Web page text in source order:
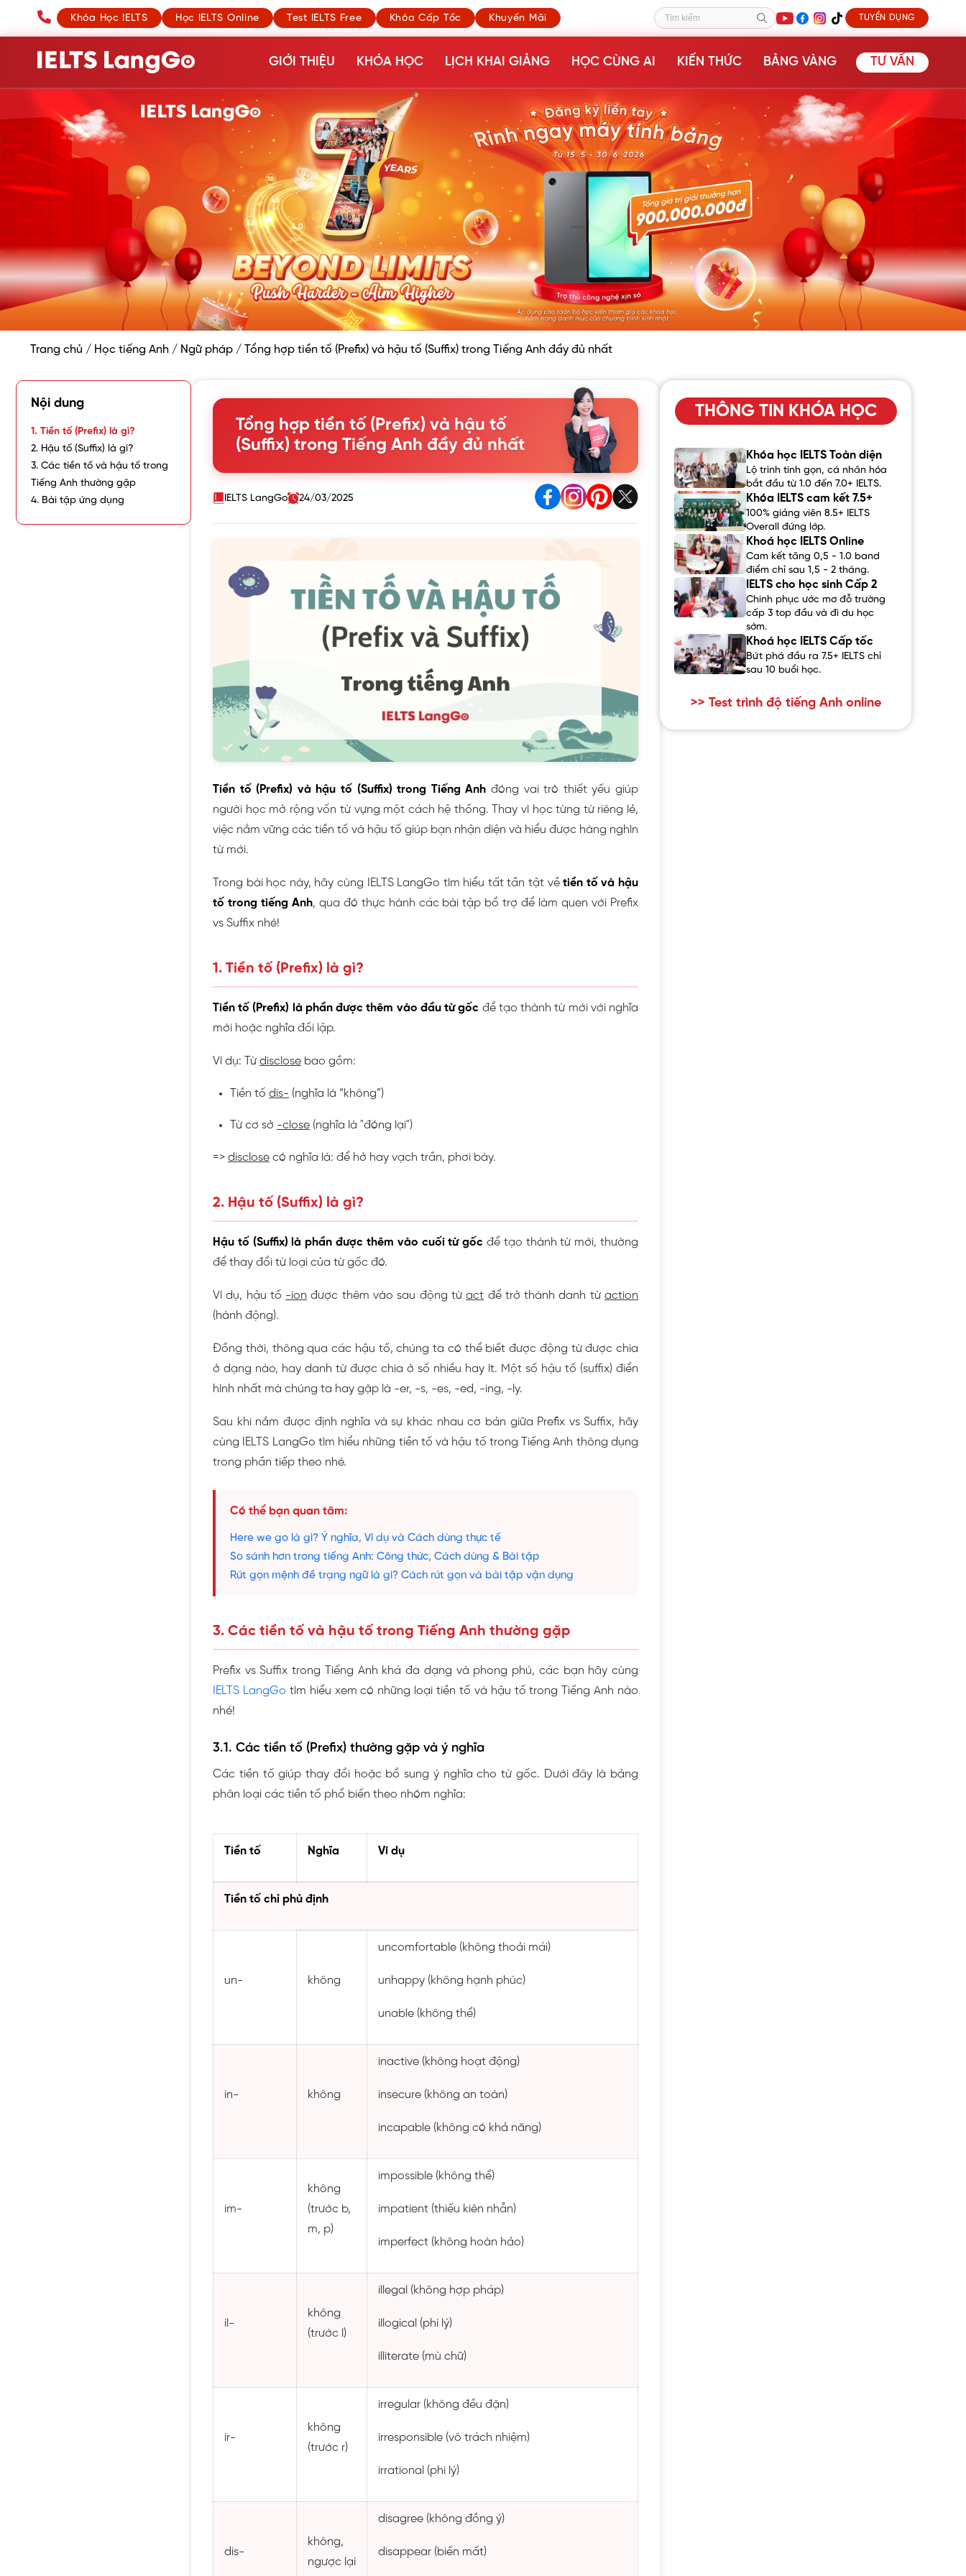
Khóa Học IELTS Học IELTS Online Test IELTS Free Khóa Cấp Tốc Khuyến Mãi Tìm kiếm TUYỂN DỤNG
GIỚI THIỆU KHÓA HỌC LỊCH KHAI GIẢNG HỌC CÙNG AI KIẾN THỨC BẢNG VÀNG TƯ VẤN
Trang chủ / Học tiếng Anh / Ngữ pháp / Tổng hợp tiền tố (Prefix) và hậu tố (Suffix) trong Tiếng Anh đầy đủ nhất
Nội dung
1. Tiền tố (Prefix) là gì?
2. Hậu tố (Suffix) là gì?
3. Các tiền tố và hậu tố trong
Tiếng Anh thường gặp
4. Bài tập ứng dụng
Tổng hợp tiền tố (Prefix) và hậu tố
(Suffix) trong Tiếng Anh đầy đủ nhất
IELTS LangGo 24/03/2025
Tiền tố (Prefix) và hậu tố (Suffix) trong Tiếng Anh đóng vai trò thiết yếu giúp
người học mở rộng vốn từ vựng một cách hệ thống. Thay vì học từng từ riêng lẻ,
việc nắm vững các tiền tố và hậu tố giúp bạn nhận diện và hiểu được hàng nghìn
từ mới.
Trong bài học này, hãy cùng IELTS LangGo tìm hiểu tất tần tật vềtiền tố và hậu
tố trong tiếng Anh, qua đó thực hành các bài tập bổ trợ để làm quen với Prefix
vs Suffix nhé!
1. Tiền tố (Prefix) là gì?
Tiền tố (Prefix) là phần được thêm vào đầu từ gốc để tạo thành từ mới với nghĩa
mới hoặc nghĩa đối lập.
Ví dụ: Từ disclose bao gồm:
Tiền tố dis- (nghĩa là “không”)
Từ cơ sở -close (nghĩa là "đóng lại")
=> disclose có nghĩa là: để hở hay vạch trần, phơi bày.
2. Hậu tố (Suffix) là gì?
Hậu tố (Suffix) là phần được thêm vào cuối từ gốc để tạo thành từ mới, thường
để thay đổi từ loại của từ gốc đó.
Ví dụ, hậu tố -ion được thêm vào sau động từact để trở thành danh từaction
(hành động).
Đồng thời, thông qua các hậu tố, chúng ta có thể biết được động từ được chia
ở dạng nào, hay danh từ được chia ở số nhiều hay ít. Một số hậu tố (suffix) điển
hình nhất mà chúng ta hay gặp là -er, -s, -es, -ed, -ing, -ly.
Sau khi nắm được định nghĩa và sự khác nhau cơ bản giữa Prefix vs Suffix, hãy
cùng IELTS LangGo tìm hiểu những tiền tố và hậu tố trong Tiếng Anh thông dụng
trong phần tiếp theo nhé.
Có thể bạn quan tâm:
Here we go là gì? Ý nghĩa, Ví dụ và Cách dùng thực tế
So sánh hơn trong tiếng Anh: Công thức, Cách dùng & Bài tập
Rút gọn mệnh đề trạng ngữ là gì? Cách rút gọn và bài tập vận dụng
3. Các tiền tố và hậu tố trong Tiếng Anh thường gặp
Prefix vs Suffix trong Tiếng Anh khá đa dạng và phong phú, các bạn hãy cùng
IELTS LangGo tìm hiểu xem có những loại tiền tố và hậu tố trong Tiếng Anh nào
nhé!
3.1. Các tiền tố (Prefix) thường gặp và ý nghĩa
Các tiền tố giúp thay đổi hoặc bổ sung ý nghĩa cho từ gốc. Dưới đây là bảng
phân loại các tiền tố phổ biến theo nhóm nghĩa:
Tiền tố Nghĩa Ví dụ
Tiền tố chỉ phủ định
un- không
uncomfortable (không thoải mái)
unhappy (không hạnh phúc)
unable (không thể)
in- không
inactive (không hoạt động)
insecure (không an toàn)
incapable (không có khả năng)
im-
không
(trước b,
m, p)
impossible (không thể)
impatient (thiếu kiên nhẫn)
imperfect (không hoàn hảo)
il-
không
(trước l)
illegal (không hợp pháp)
illogical (phi lý)
illiterate (mù chữ)
ir-
không
(trước r)
irregular (không đều đặn)
irresponsible (vô trách nhiệm)
irrational (phi lý)
dis-
không,
ngược lại
disagree (không đồng ý)
disappear (biến mất)
THÔNG TIN KHÓA HỌC
Khóa học IELTS Toàn diện
Lộ trình tinh gọn, cá nhân hóa
bắt đầu từ 1.0 đến 7.0+ IELTS.
Khóa IELTS cam kết 7.5+
100% giảng viên 8.5+ IELTS
Overall đứng lớp.
Khoá học IELTS Online
Cam kết tăng 0,5 - 1.0 band
điểm chỉ sau 1,5 - 2 tháng.
IELTS cho học sinh Cấp 2
Chinh phục ước mơ đỗ trường
cấp 3 top đầu và đi du học
sớm.
Khoá học IELTS Cấp tốc
Bứt phá đầu ra 7.5+ IELTS chỉ
sau 10 buổi học.
>> Test trình độ tiếng Anh online